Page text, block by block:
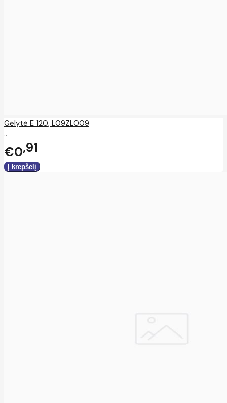
Gėlytė E 120, L09ZL009
..
€0 91